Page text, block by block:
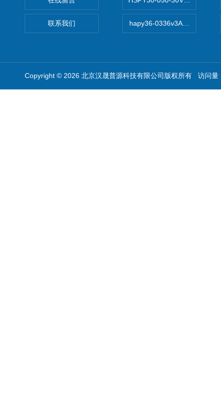
联系我们 hapy36-0336v3A高精度小型
Copyright © 2026 北京汉晟普源科技有限公司版权所有 访问量